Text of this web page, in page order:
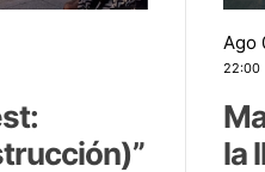
Ago
22:00
la